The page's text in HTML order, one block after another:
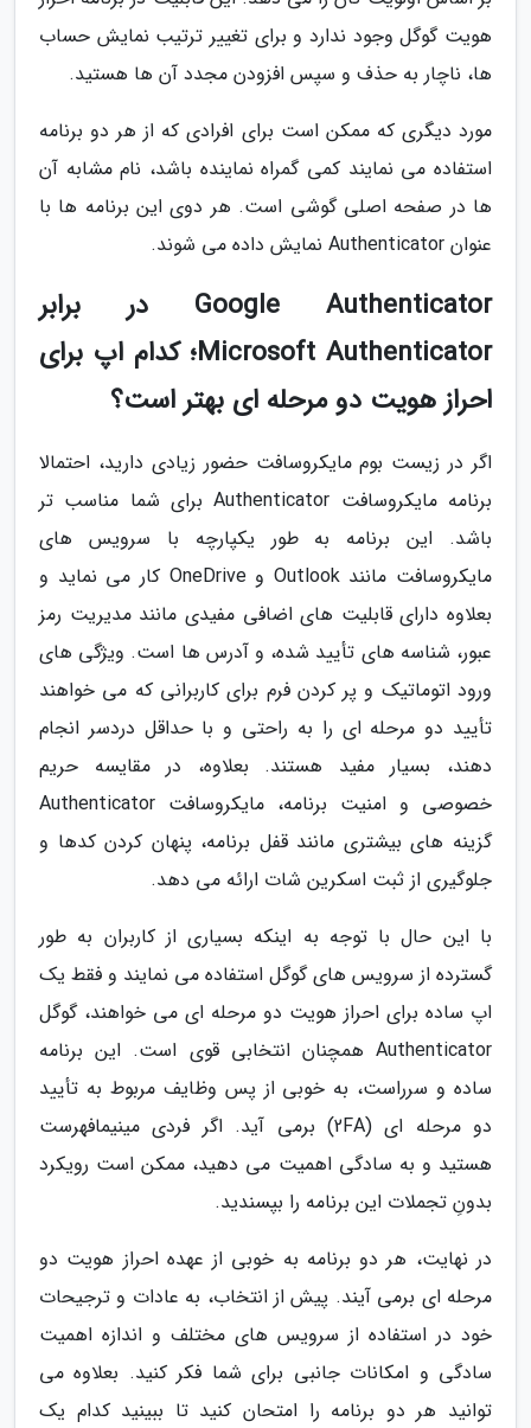
هویت گوگل وجود ندارد و برای تغییر ترتیب نمایش حساب
ها، ناچار به حذف و سپس افزودن مجدد آن ها هستید.
مورد دیگری که ممکن است برای افرادی که از هر دو برنامه
استفاده می نمایند کمی گمراه نماینده باشد، نام مشابه آن
ها در صفحه اصلی گوشی است. هر دوی این برنامه ها با
عنوان Authenticator نمایش داده می شوند.
Google Authenticator در برابر
Microsoft Authenticator؛ کدام اپ برای
احراز هویت دو مرحله ای بهتر است؟
اگر در زیست بوم مایکروسافت حضور زیادی دارید، احتمالا
برنامه مایکروسافت Authenticator برای شما مناسب تر
باشد. این برنامه به طور یکپارچه با سرویس های
مایکروسافت مانند Outlook و OneDrive کار می نماید و
بعلاوه دارای قابلیت های اضافی مفیدی مانند مدیریت رمز
عبور، شناسه های تأیید شده، و آدرس ها است. ویژگی های
ورود اتوماتیک و پر کردن فرم برای کاربرانی که می خواهند
تأیید دو مرحله ای را به راحتی و با حداقل دردسر انجام
دهند، بسیار مفید هستند. بعلاوه، در مقایسه حریم
خصوصی و امنیت برنامه، مایکروسافت Authenticator
گزینه های بیشتری مانند قفل برنامه، پنهان کردن کدها و
جلوگیری از ثبت اسکرین شات ارائه می دهد.
با این حال با توجه به اینکه بسیاری از کاربران به طور
گسترده از سرویس های گوگل استفاده می نمایند و فقط یک
اپ ساده برای احراز هویت دو مرحله ای می خواهند، گوگل
Authenticator همچنان انتخابی قوی است. این برنامه
ساده و سرراست، به خوبی از پس وظایف مربوط به تأیید
دو مرحله ای (2FA) برمی آید. اگر فردی مینیمافهرست
هستید و به سادگی اهمیت می دهید، ممکن است رویکرد
بدونِ تجملات این برنامه را بپسندید.
در نهایت، هر دو برنامه به خوبی از عهده احراز هویت دو
مرحله ای برمی آیند. پیش از انتخاب، به عادات و ترجیحات
خود در استفاده از سرویس های مختلف و اندازه اهمیت
سادگی و امکانات جانبی برای شما فکر کنید. بعلاوه می
توانید هر دو برنامه را امتحان کنید تا ببینید کدام یک